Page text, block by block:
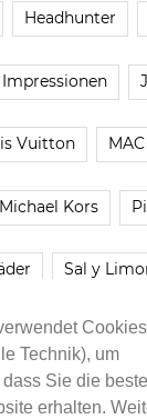
Technik), um
Sie die
erhalten.
Headhunter
Impressionen
Vuitton MAC
Michael Kors
Sal y
smash!